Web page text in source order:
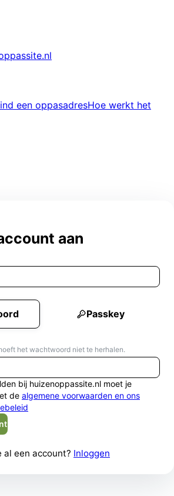
site.nl
een oppasadresHoe werkt het
aan
Passkey
het wachtwoord niet te herhalen.
bij huizenoppassite.nl moet je
de algemene voorwaarden en ons
al een account? Inloggen